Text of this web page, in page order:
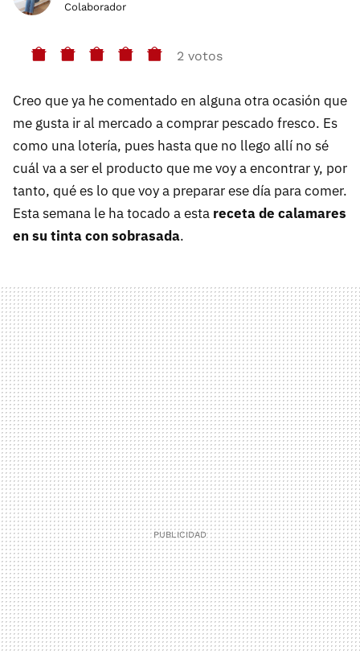
Colaborador
2 votos
Creo que ya he comentado en alguna otra ocasión que
me gusta ir al mercado a comprar pescado fresco. Es
como una lotería, pues hasta que no llego allí no sé
cuál va a ser el producto que me voy a encontrar y, por
tanto, qué es lo que voy a preparar ese día para comer.
Esta semana le ha tocado a esta receta de calamares
en su tinta con sobrasada.